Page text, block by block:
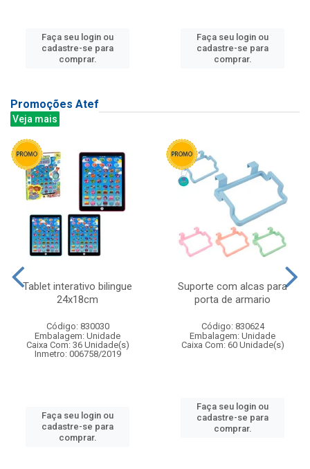
Faça seu login ou
cadastre-se para
comprar.
Faça seu login ou
cadastre-se para
comprar.
Promoções Atef
Veja mais
Tablet interativo bilingue
24x18cm
Código: 830030
Embalagem: Unidade
Caixa Com: 36 Unidade(s)
Inmetro: 006758/2019
Faça seu login ou
cadastre-se para
comprar.
Suporte com alcas para
porta de armario
Código: 830624
Embalagem: Unidade
Caixa Com: 60 Unidade(s)
Faça seu login ou
cadastre-se para
comprar.